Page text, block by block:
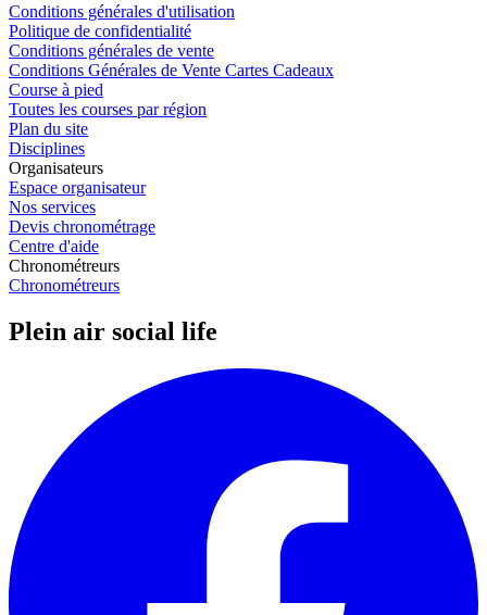
Conditions générales d'utilisation
Politique de confidentialité
Conditions générales de vente
Conditions Générales de Vente Cartes Cadeaux
Course à pied
Toutes les courses par région
Plan du site
Disciplines
Organisateurs
Espace organisateur
Nos services
Devis chronométrage
Centre d'aide
Chronométreurs
Chronométreurs
Plein air social life